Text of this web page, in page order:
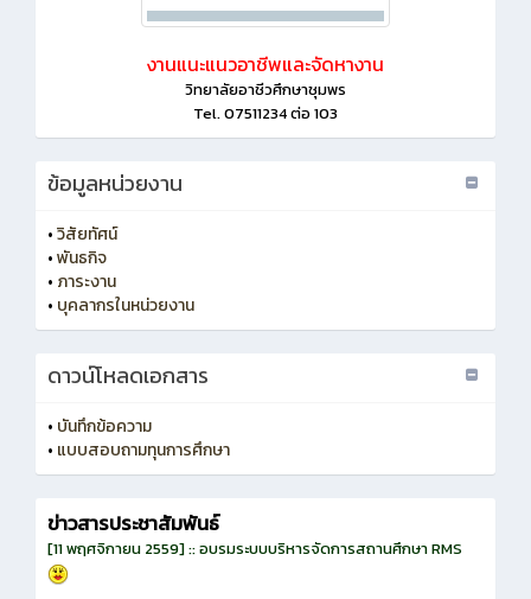
งานแนะแนวอาชีพและจัดหางาน
วิทยาลัยอาชีวศึกษาชุมพร
Tel. 07511234 ต่อ 103
ข้อมูลหน่วยงาน
•วิสัยทัศน์
•พันธกิจ
• ภาระงาน
• บุคลากรในหน่วยงาน
ดาวน์โหลดเอกสาร
• บันทึกข้อความ
• แบบสอบถามทุนการศึกษา
ข่าวสารประชาสัมพันธ์
[11 พฤศจิกายน 2559] :: อบรมระบบบริหารจัดการสถานศึกษา RMS